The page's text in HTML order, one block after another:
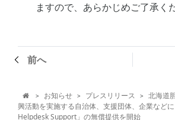
ますので、あらかじめご了承く
前へ
 > お知らせ > プレスリリース > 北海道
興活動を実施する自治体、支援団体、企業など
Helpdesk Support」の無償提供を開始